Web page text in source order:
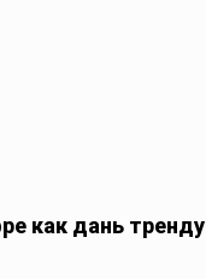
как дань тренду